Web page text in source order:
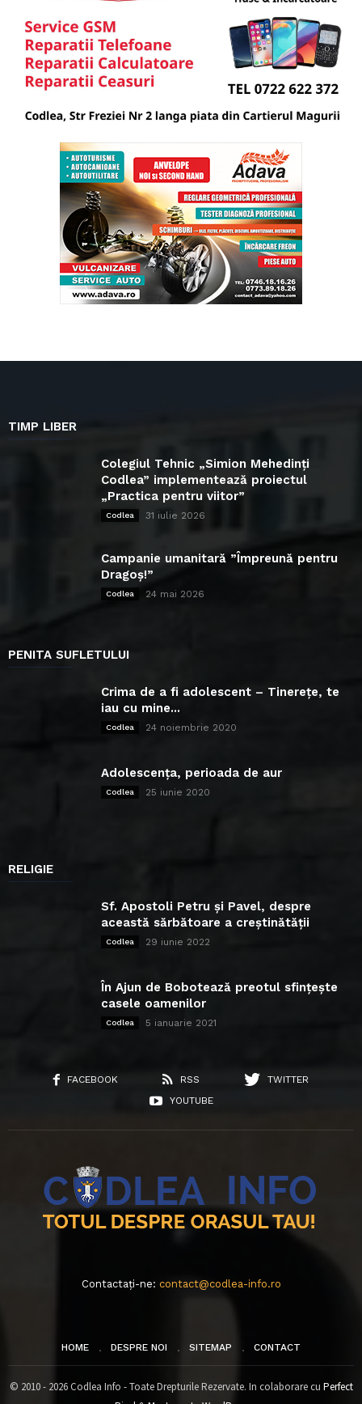
TIMP LIBER
Colegiul Tehnic „Simion Mehedinți
Codlea” implementează proiectul
„Practica pentru viitor”
Codlea 31 iulie 2026
Campanie umanitară ”Împreună pentru
Dragoș!”
Codlea 24 mai 2026
PENITA SUFLETULUI
Crima de a fi adolescent – Tinerețe, te
iau cu mine...
Codlea 24 noiembrie 2020
Adolescența, perioada de aur
Codlea 25 iunie 2020
RELIGIE
Sf. Apostoli Petru și Pavel, despre
această sărbătoare a creștinătății
Codlea 29 iunie 2022
În Ajun de Bobotează preotul sfințește
casele oamenilor
Codlea 5 ianuarie 2021
FACEBOOK RSS
TWITTER
YOUTUBE
Contactați-ne: contact@codlea-info.ro
HOME DESPRE NOI SITEMAP CONTACT
© 2010 - 2026 Codlea Info - Toate Drepturile Rezervate. In colaborare cu Perfect